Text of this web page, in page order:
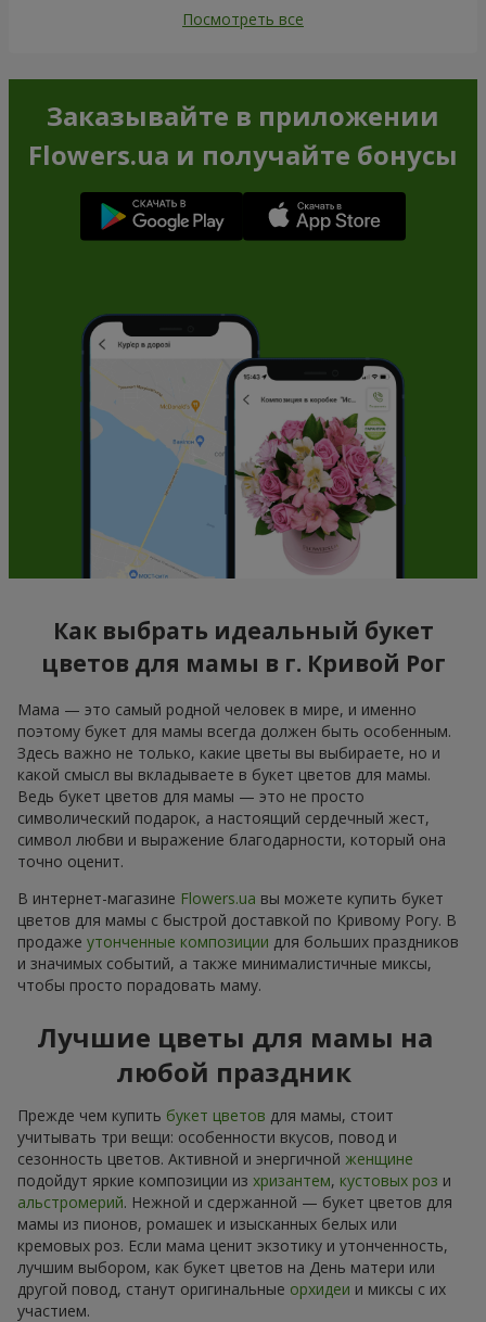
Посмотреть все
Заказывайте в приложении
Flowers.ua и получайте бонусы
Как выбрать идеальный букет
цветов для мамы в г. Кривой Рог
Мама — это самый родной человек в мире, и именно
поэтому букет для мамы всегда должен быть особенным.
Здесь важно не только, какие цветы вы выбираете, но и
какой смысл вы вкладываете в букет цветов для мамы.
Ведь букет цветов для мамы — это не просто
символический подарок, а настоящий сердечный жест,
символ любви и выражение благодарности, который она
точно оценит.
В интернет-магазине Flowers.ua вы можете купить букет
цветов для мамы с быстрой доставкой по Кривому Рогу. В
продаже утонченные композиции для больших праздников
и значимых событий, а также минималистичные миксы,
чтобы просто порадовать маму.
Лучшие цветы для мамы на
любой праздник
Прежде чем купить букет цветов для мамы, стоит
учитывать три вещи: особенности вкусов, повод и
сезонность цветов. Активной и энергичной женщине
подойдут яркие композиции из хризантем, кустовых роз и
альстромерий. Нежной и сдержанной — букет цветов для
мамы из пионов, ромашек и изысканных белых или
кремовых роз. Если мама ценит экзотику и утонченность,
лучшим выбором, как букет цветов на День матери или
другой повод, станут оригинальные орхидеи и миксы с их
участием.